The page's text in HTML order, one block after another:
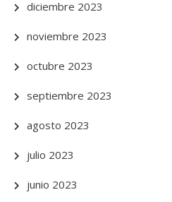
diciembre 2023
noviembre 2023
octubre 2023
septiembre 2023
agosto 2023
julio 2023
junio 2023